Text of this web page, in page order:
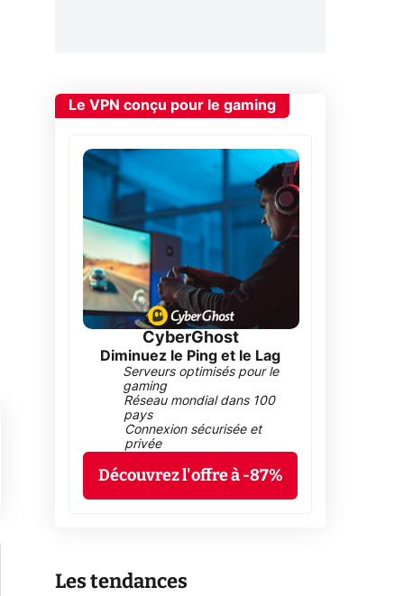
Le VPN conçu pour le gaming
CyberGhost
Diminuez le Ping et le Lag
Serveurs optimisés pour le
gaming
Réseau mondial dans 100
pays
Connexion sécurisée et
privée
Découvrez l'offre à -87%
Les tendances